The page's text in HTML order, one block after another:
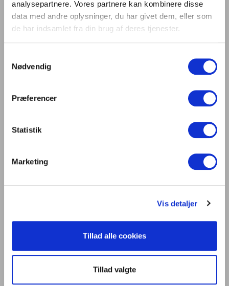
analysepartnere. Vores partnere kan kombinere disse
data med andre oplysninger, du har givet dem, eller som
de har indsamlet fra din brug af deres tjenester.
Nødvendig
Præferencer
Statistik
Marketing
Vis detaljer
Tillad alle cookies
Tillad valgte
Dynamisk belysning skal styrke trivsel og
bundlinje
centrum på Light + Building 2026
Kontakt os
C/O Niels Knudsen
Bernhard Bangs Alle 8, 2. 51
Om Dansk Center for Lys